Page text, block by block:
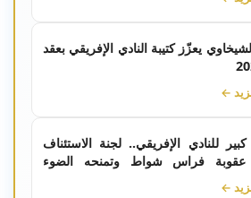
يعزّز كتيبة النادي الإفريقي بعقد
←
كبير للنادي الإفريقي.. لجنة الاستئناف
فراس شواط وتمنحه الضوء
لكأس السوبر
←